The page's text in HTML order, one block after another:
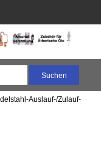
Auslauf-/Zulauf-